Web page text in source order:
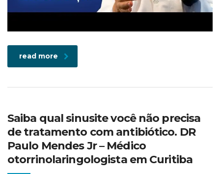
read more
Saiba qual sinusite você não precisa
de tratamento com antibiótico. DR
Paulo Mendes Jr – Médico
otorrinolaringologista em Curitiba